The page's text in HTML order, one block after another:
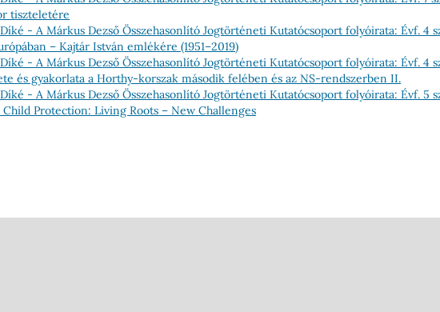
tiszteletére
Díké - A Márkus Dezső Összehasonlító Jogtörténeti Kutatócsoport folyóirata: Évf. 4
– Kajtár István emlékére (1951–2019)
Díké - A Márkus Dezső Összehasonlító Jogtörténeti Kutatócsoport folyóirata: Évf. 4
és gyakorlata a Horthy-korszak második felében és az NS-rendszerben II.
Díké - A Márkus Dezső Összehasonlító Jogtörténeti Kutatócsoport folyóirata: Évf. 5
Child Protection: Living Roots – New Challenges